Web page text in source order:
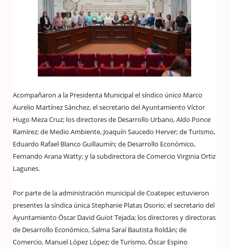
Acompañaron a la Presidenta Municipal el síndico único Marco
Aurelio Martínez Sánchez, el secretario del Ayuntamiento Víctor
Hugo Meza Cruz; los directores de Desarrollo Urbano, Aldo Ponce
Ramírez; de Medio Ambiente, Joaquín Saucedo Herver; de Turismo,
Eduardo Rafael Blanco Guillaumín; de Desarrollo Económico,
Fernando Arana Watty; y la subdirectora de Comercio Virginia Ortiz
Lagunes.
Por parte de la administración municipal de Coatepec estuvieron
presentes la síndica única Stephanie Platas Osorio; el secretario del
Ayuntamiento Óscar David Guiot Tejada; los directores y directoras
de Desarrollo Económico, Salma Saraí Bautista Roldán; de
Comercio, Manuel López López; de Turismo, Óscar Espino